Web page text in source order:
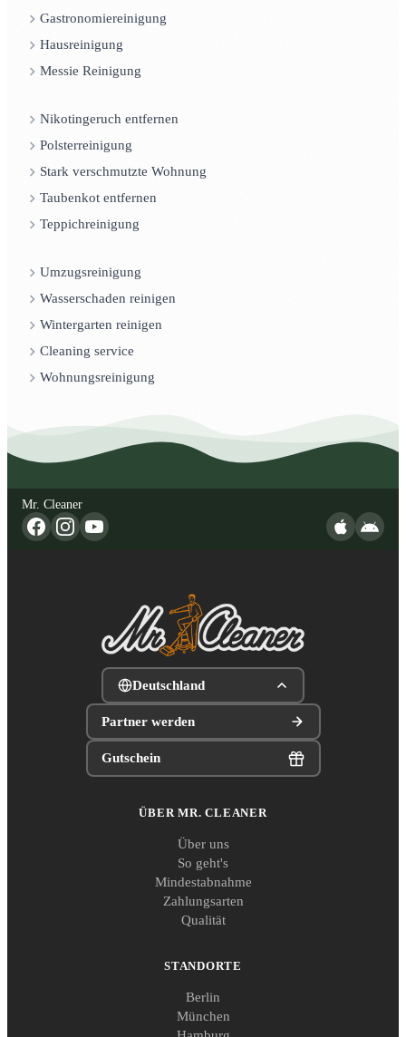
Gastronomiereinigung
Hausreinigung
Messie Reinigung
Nikotingeruch entfernen
Polsterreinigung
Stark verschmutzte Wohnung
Taubenkot entfernen
Teppichreinigung
Umzugsreinigung
Wasserschaden reinigen
Wintergarten reinigen
Cleaning service
Wohnungsreinigung
Mr. Cleaner
Deutschland
Partner werden
Gutschein
ÜBER MR. CLEANER
Über uns
So geht's
Mindestabnahme
Zahlungsarten
Qualität
STANDORTE
Berlin
München